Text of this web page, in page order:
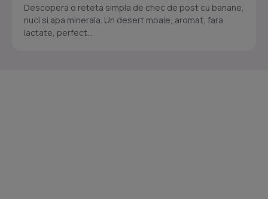
Descopera o reteta simpla de chec de post cu banane,
nuci si apa minerala. Un desert moale, aromat, fara
lactate, perfect...